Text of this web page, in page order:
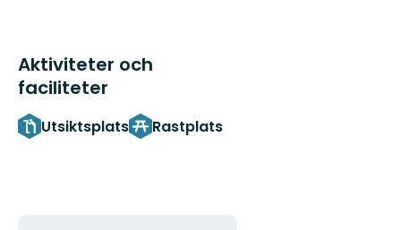
Aktiviteter och
faciliteter
Utsiktsplats Rastplats